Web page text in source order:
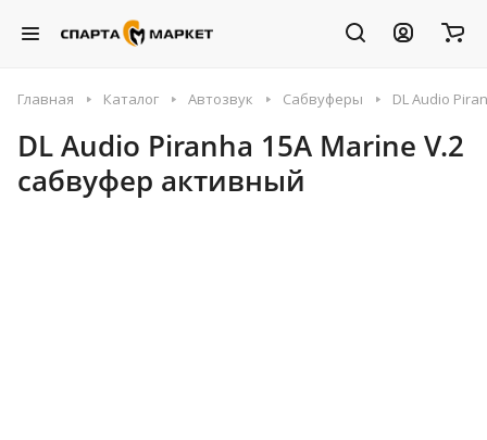
Главная Каталог Автозвук Сабвуферы DL Audio
DL Audio Piranha 15A Marine V.2
сабвуфер активный